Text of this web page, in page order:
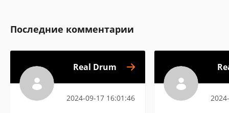
Последние комментарии
Real Drum
2024-09-17 16:01:46